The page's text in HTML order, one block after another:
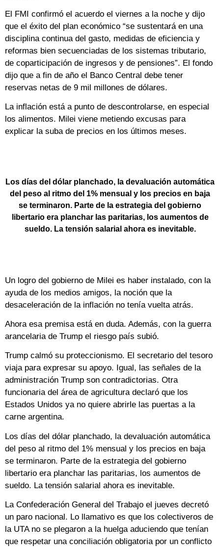
El FMI confirmó el acuerdo el viernes a la noche y dijo
que el éxito del plan económico “se sustentará en una
disciplina continua del gasto, medidas de eficiencia y
reformas bien secuenciadas de los sistemas tributario,
de coparticipación de ingresos y de pensiones”. El fondo
dijo que a fin de año el Banco Central debe tener
reservas netas de 9 mil millones de dólares.
La inflación está a punto de descontrolarse, en especial
los alimentos. Milei viene metiendo excusas para
explicar la suba de precios en los últimos meses.
Los días del dólar planchado, la devaluación automática
del peso al ritmo del 1% mensual y los precios en baja
se terminaron. Parte de la estrategia del gobierno
libertario era planchar las paritarias, los aumentos de
sueldo. La tensión salarial ahora es inevitable.
Un logro del gobierno de Milei es haber instalado, con la
ayuda de los medios amigos, la noción que la
desaceleración de la inflación no tenía vuelta atrás.
Ahora esa premisa está en duda. Además, con la guerra
arancelaria de Trump el riesgo país subió.
Trump calmó su proteccionismo. El secretario del tesoro
viaja para expresar su apoyo. Igual, las señales de la
administración Trump son contradictorias. Otra
funcionaria del área de agricultura declaró que los
Estados Unidos ya no quiere abrirle las puertas a la
carne argentina.
Los días del dólar planchado, la devaluación automática
del peso al ritmo del 1% mensual y los precios en baja
se terminaron. Parte de la estrategia del gobierno
libertario era planchar las paritarias, los aumentos de
sueldo. La tensión salarial ahora es inevitable.
La Confederación General del Trabajo el jueves decretó
un paro nacional. Lo llamativo es que los colectiveros de
la UTA no se plegaron a la huelga aduciendo que tenían
que respetar una conciliación obligatoria por un conflicto